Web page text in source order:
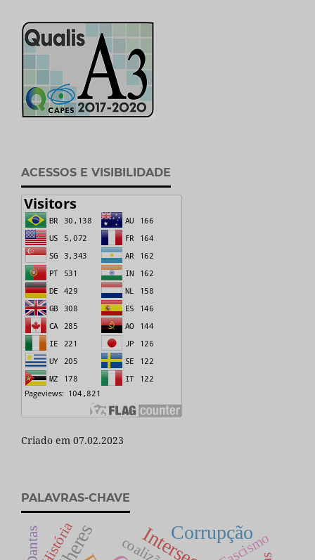
ACESSOS E VISIBILIDADE
Criado em 07.02.2023
PALAVRAS-CHAVE
Corrupção
Fascismo
História